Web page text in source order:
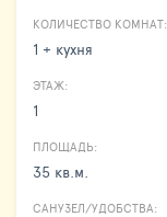
КОЛИЧЕСТВО КОМНАТ:
1 + кухня
ЭТАЖ:
1
ПЛОЩАДЬ:
35 кв.м.
САНУЗЕЛ/УДОБСТВА: